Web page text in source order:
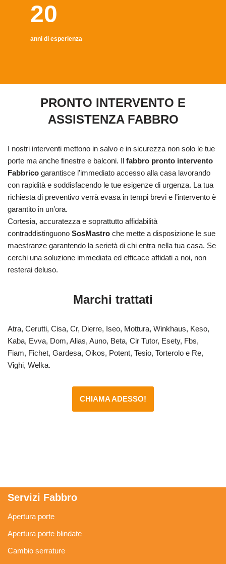
20
anni di esperienza
PRONTO INTERVENTO E
ASSISTENZA FABBRO
I nostri interventi mettono in salvo e in sicurezza non solo le tue
porte ma anche finestre e balconi. Il fabbro pronto intervento
Fabbrico garantisce l’immediato accesso alla casa lavorando
con rapidità e soddisfacendo le tue esigenze di urgenza. La tua
richiesta di preventivo verrà evasa in tempi brevi e l’intervento è
garantito in un’ora.
Cortesia, accuratezza e soprattutto affidabilità
contraddistinguono SosMastro che mette a disposizione le sue
maestranze garantendo la serietà di chi entra nella tua casa. Se
cerchi una soluzione immediata ed efficace affidati a noi, non
resterai deluso.
Marchi trattati
Atra, Cerutti, Cisa, Cr, Dierre, Iseo, Mottura, Winkhaus, Keso,
Kaba, Evva, Dom, Alias, Auno, Beta, Cir Tutor, Esety, Fbs,
Fiam, Fichet, Gardesa, Oikos, Potent, Tesio, Torterolo e Re,
Vighi, Welka.
CHIAMA ADESSO!
Servizi Fabbro
Apertura porte
Apertura porte blindate
Cambio serrature